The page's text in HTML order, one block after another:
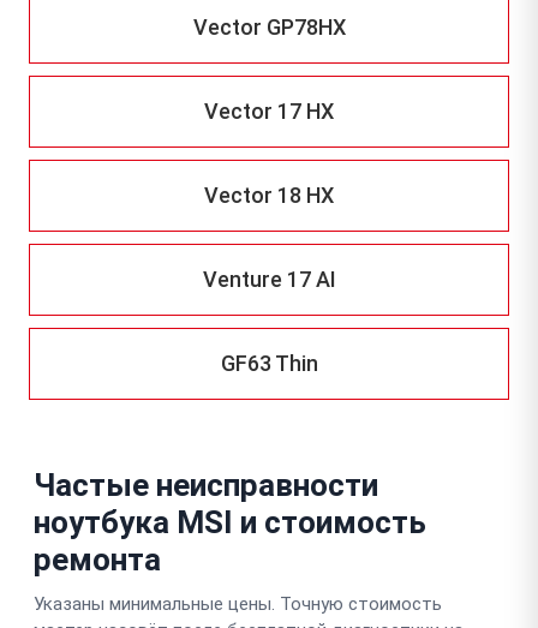
Vector GP78HX
Vector 17 HX
Vector 18 HX
Venture 17 AI
GF63 Thin
Частые неисправности
ноутбука MSI и стоимость
ремонта
Указаны минимальные цены. Точную стоимость